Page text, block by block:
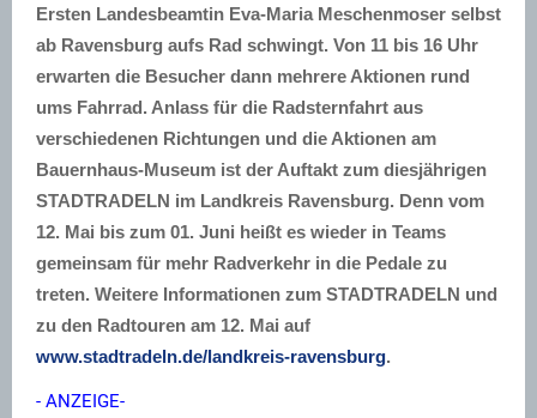
Ersten Landesbeamtin Eva-Maria Meschenmoser selbst
ab Ravensburg aufs Rad schwingt. Von 11 bis 16 Uhr
erwarten die Besucher dann mehrere Aktionen rund
ums Fahrrad. Anlass für die Radsternfahrt aus
verschiedenen Richtungen und die Aktionen am
Bauernhaus-Museum ist der Auftakt zum diesjährigen
STADTRADELN im Landkreis Ravensburg. Denn vom
12. Mai bis zum 01. Juni heißt es wieder in Teams
gemeinsam für mehr Radverkehr in die Pedale zu
treten. Weitere Informationen zum STADTRADELN und
zu den Radtouren am 12. Mai auf
www.stadtradeln.de/landkreis-ravensburg.
- ANZEIGE-